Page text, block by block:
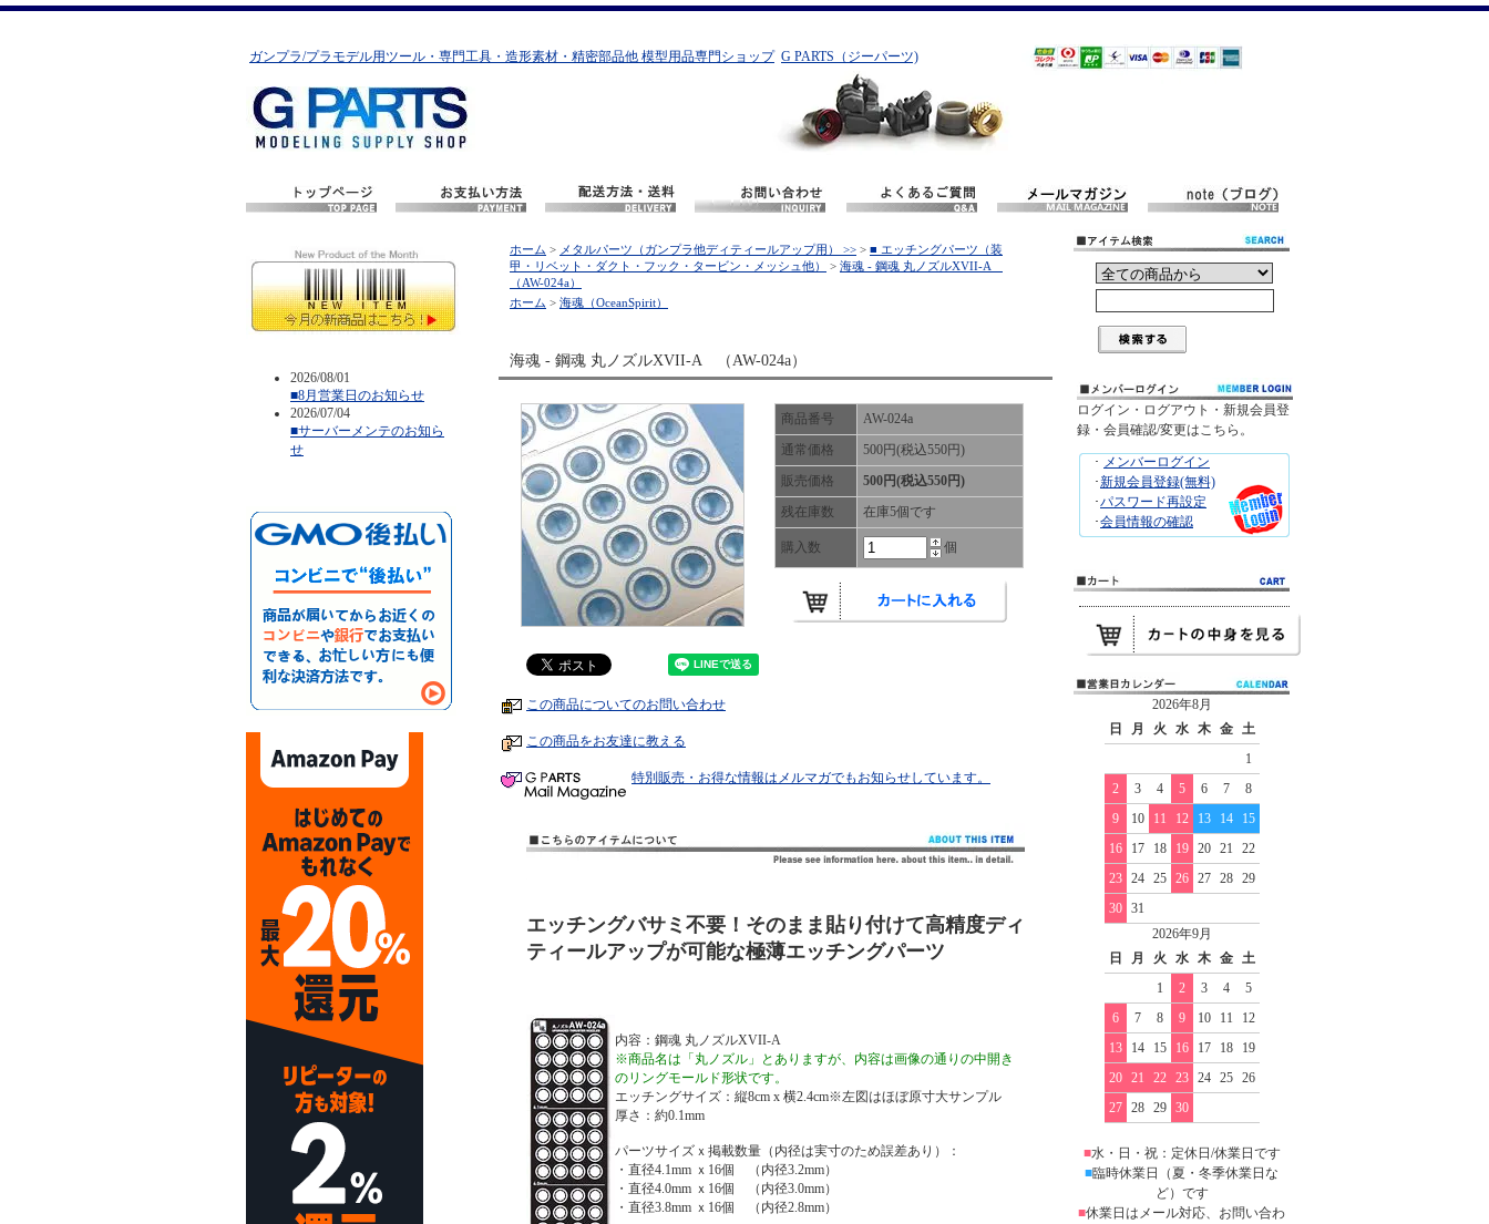
ガンプラ/プラモデル用ツール・専門工具・造形素材・精密部品他 模型用品専門ショップ G PARTS（ジーパーツ)
2026/08/01
■8月営業日のお知らせ
2026/07/04
■サーバーメンテのお知ら
せ
ホーム > メタルパーツ（ガンプラ他ディティールアップ用） >> > ■ エッチングパーツ（装
甲・リベット・ダクト・フック・タービン・メッシュ他）
> 海魂 - 鋼魂 丸ノズルXVII-A
（AW-024a）
ホーム > 海魂（OceanSpirit）
海魂 - 鋼魂 丸ノズルXVII-A （AW-024a）
商品番号
AW-024a
通常価格
500円(税込550円)
販売価格
500円(税込550円)
残在庫数
在庫5個です
購入数 個
この商品についてのお問い合わせ
この商品をお友達に教える
特別販売・お得な情報はメルマガでもお知らせしています。
エッチングバサミ不要！そのまま貼り付けて高精度ディ
ティールアップが可能な極薄エッチングパーツ
内容：鋼魂 丸ノズルXVII-A
※商品名は「丸ノズル」とありますが、内容は画像の通りの中開き
のリングモールド形状です。
エッチングサイズ：縦8cm x 横2.4cm※左図はほぼ原寸大サンプル
厚さ：約0.1mm
パーツサイズｘ掲載数量（内径は実寸のため誤差あり）：
・直径4.1mm ｘ16個 （内径3.2mm）
・直径4.0mm ｘ16個 （内径3.0mm）
・直径3.8mm ｘ16個 （内径2.8mm）
ログイン・ログアウト・新規会員登
録・会員確認/変更はこちら。
･ メンバーログイン
･新規会員登録(無料)
･パスワード再設定
･会員情報の確認
2026年8月
日
月 火 水 木 金
土
1
2
3 4 5 6 7
8
9
10 11 12 13 14
15
16
17 18 19 20 21
22
23
24 25 26 27 28
29
30
31
2026年9月
日
月 火 水 木 金
土
1
2 3 4
5
6
7 8 9 10 11
12
13
14 15 16 17 18
19
20
21 22 23 24 25
26
27
28 29 30
■水・日・祝：定休日/休業日です
■臨時休業日（夏・冬季休業日な
ど）です
■休業日はメール対応、お問い合わ